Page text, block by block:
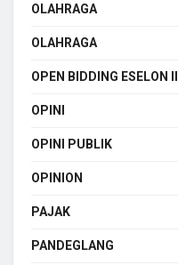
OLAHRAGA
OLAHRAGA
OPEN BIDDING ESELON II
OPINI
OPINI PUBLIK
OPINION
PAJAK
PANDEGLANG